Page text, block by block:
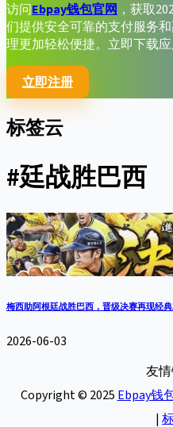
访问Ebpay钱包官网 ，获取
们提供安全可靠的支付服务
理更加轻松便捷。立即下载
立即注册
标签云
#廷战胜巴西
梅西助阿根廷战胜巴西，晋级决赛再现经
2026-06-03
友情
Copyright © 2025 Ebpay钱
|